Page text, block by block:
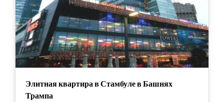
Элитная квартира в Стамбуле в Башнях
Трампа